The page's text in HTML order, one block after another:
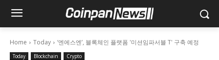
Home Today ‘엔에스엔’, 블록체인 플랫폼 '미션임파서블 T' 구축 예정
Today Blockchain Crypto